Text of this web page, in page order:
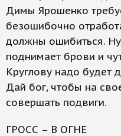
Димы Ярошенко
безошибочно
должны ошибиться.
поднимает брови и
Круглову надо будет
Дай бог, чтобы на
совершать подвиги.
ГРОСС – В ОГНЕ